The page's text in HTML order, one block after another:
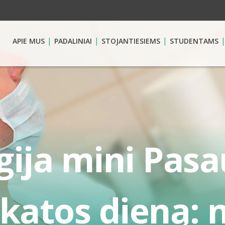
APIE MUS PADALINIAI STOJANTIESIEMS STUDENTAMS
mini
dieną: